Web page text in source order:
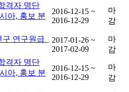
격자 명단
아, 홍보 분
2016-12-15 ~
2016-12-29
마
감
연구원급_
2017-01-26 ~
2017-02-09
마
감
격자 명단
아, 홍보 분
2016-12-15 ~
2016-12-29
마
감